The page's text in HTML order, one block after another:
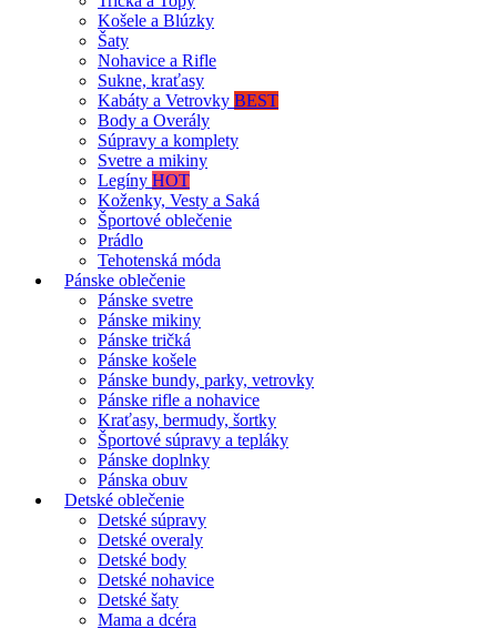
Košele a Blúzky
Šaty
Nohavice a Rifle
Sukne, kraťasy
Kabáty a Vetrovky BEST
Body a Overály
Súpravy a komplety
Svetre a mikiny
Legíny HOT
Koženky, Vesty a Saká
Športové oblečenie
Prádlo
Tehotenská móda
Pánske oblečenie
Pánske svetre
Pánske mikiny
Pánske tričká
Pánske košele
Pánske bundy, parky, vetrovky
Pánske rifle a nohavice
Kraťasy, bermudy, šortky
Športové súpravy a tepláky
Pánske doplnky
Pánska obuv
Detské oblečenie
Detské súpravy
Detské overaly
Detské body
Detské nohavice
Detské šaty
Mama a dcéra